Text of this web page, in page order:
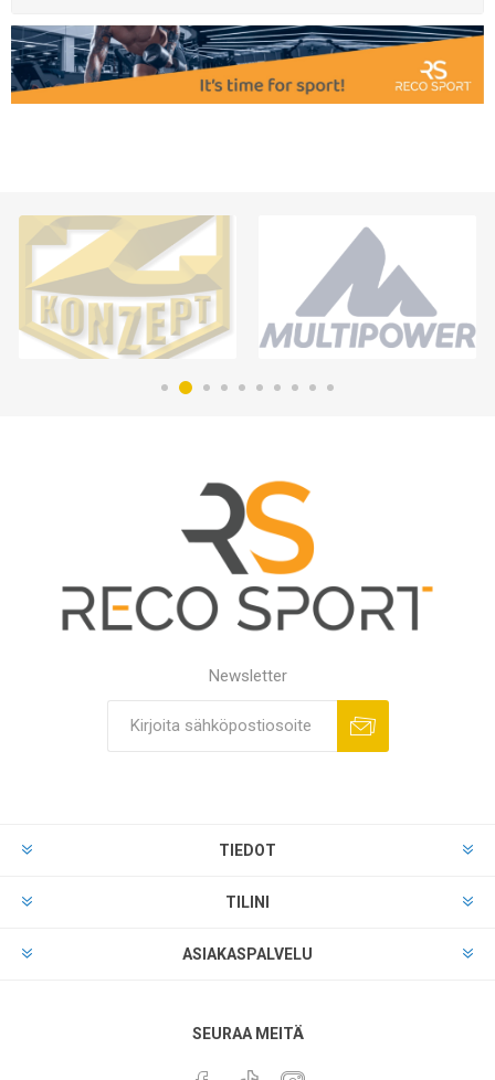
Newsletter
TIEDOT
TILINI
ASIAKASPALVELU
SEURAA MEITÄ